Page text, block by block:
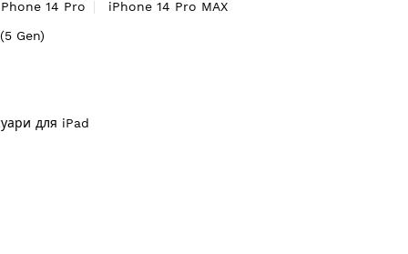
14 Pro
iPhone 14 Pro MAX
Gen)
для iPad